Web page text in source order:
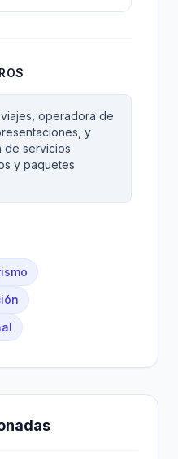
operadora de
y
de servicios
y paquetes